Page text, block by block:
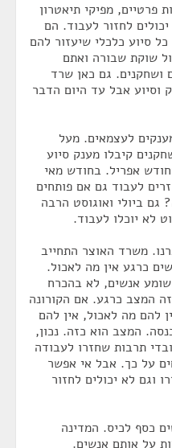
פרטיים, מפיקי תיאטרון
לחזור לעבוד. הם
סיוע כלכלי שיעזור להם
שוקת שבורה ואתם
ושחקנים. גם כאן שרד
וסיוע אבל עד היום הדבר
לעצמאים. מעל
ושחקנים קיבלו מענק סיוע
אפריל. בחודש מאי
לעבוד גם אם פותחים
גם ביולי ואוגוסט הרבה
לא יוכלו לעבוד.
משרד האוצר התחייב
כרגע אין מה לאכול.
שומע אנשים, לא בהכרח
המצב כרגע. אם הקורונה
להם מה לאכול, אין להם
המצב הוא כזה. נכון,
תרבות שחזרו לעבודה
על כך. אבל אי אפשר
וגם לא יכולים לחזור
כסף לכיס. המדינה
על אותם אנשים.